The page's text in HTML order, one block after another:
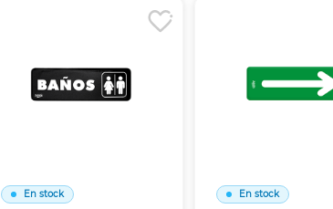
En stock En stock